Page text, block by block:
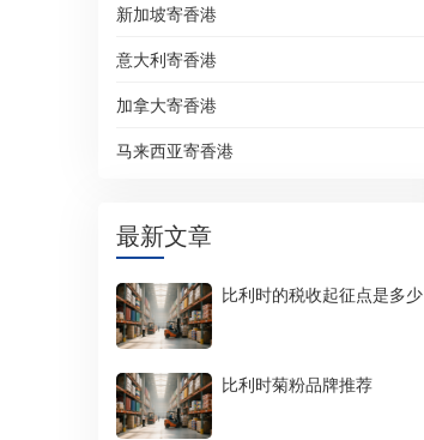
新加坡寄香港
意大利寄香港
加拿大寄香港
马来西亚寄香港
最新文章
比利时的税收起征点是多少
比利时菊粉品牌推荐